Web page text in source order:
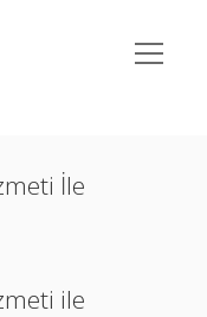
menüyü
aç
İle
ile